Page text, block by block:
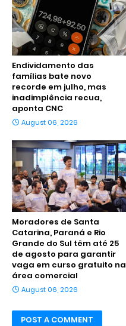
Endividamento das
famílias bate novo
recorde em julho, mas
inadimplência recua,
aponta CNC
August 06, 2026
Moradores de Santa
Catarina, Paraná e Rio
Grande do Sul têm até 25
de agosto para garantir
vaga em curso gratuito na
área comercial
August 06, 2026
POST A COMMENT